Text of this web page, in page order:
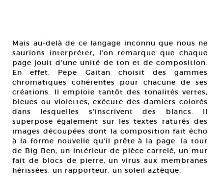
Mais au-delà de ce langage inconnu que nous ne
saurions interpréter, l’on remarque que chaque
page jouit d’une unité de ton et de composition.
En effet, Pepe Gaitan choisit des gammes
chromatiques cohérentes pour chacune de ses
créations. Il emploie tantôt des tonalités vertes,
bleues ou violettes, exécute des damiers colorés
dans lesquelles s’inscrivent des blancs. Il
superpose également sur les textes raturés des
images découpées dont la composition fait écho
à la forme nouvelle qu’il prête à la page: la tour
de Big Ben, un intérieur de pièce carrelé, un mur
fait de blocs de pierre, un virus aux membranes
hérissées, un rapporteur, un soleil aztèque.